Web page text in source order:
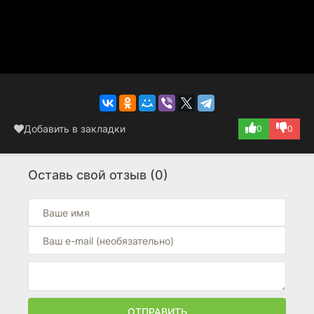
Добавить в закладки 0 0
Оставь свой отзыв (0)